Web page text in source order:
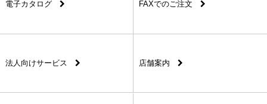
電子カタログ FAXでのご注文
法人向けサービス 店舗案内